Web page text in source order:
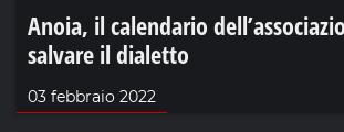
Anoia, il calendario
salvare il dialetto
03 febbraio 2022